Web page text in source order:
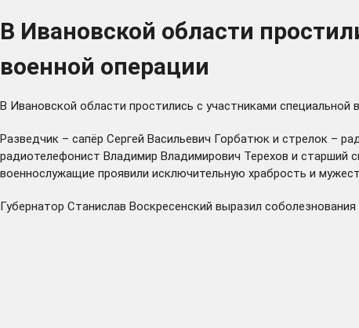
В Ивановской области
военной операции
В Ивановской области простились с участниками
Разведчик – сапёр Сергей Васильевич Горбатюк и стрелок –
радиотелефонист Владимир Владимирович Терехов и старший
военнослужащие проявили исключительную храбрость и
Губернатор Станислав Воскресенский выразил